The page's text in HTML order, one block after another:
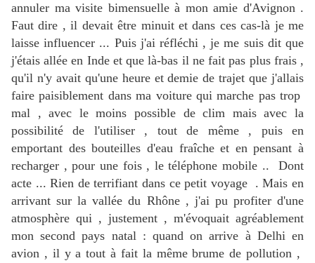
annuler ma visite bimensuelle à mon amie d'Avignon .
Faut dire , il devait être minuit et dans ces cas-là je me
laisse influencer ... Puis j'ai réfléchi , je me suis dit que
j'étais allée en Inde et que là-bas il ne fait pas plus frais ,
qu'il n'y avait qu'une heure et demie de trajet que j'allais
faire paisiblement dans ma voiture qui marche pas trop
mal , avec le moins possible de clim mais avec la
possibilité de l'utiliser , tout de même , puis en
emportant des bouteilles d'eau fraîche et en pensant à
recharger , pour une fois , le téléphone mobile .. Dont
acte ... Rien de terrifiant dans ce petit voyage . Mais en
arrivant sur la vallée du Rhône , j'ai pu profiter d'une
atmosphère qui , justement , m'évoquait agréablement
mon second pays natal : quand on arrive à Delhi en
avion , il y a tout à fait la même brume de pollution ,